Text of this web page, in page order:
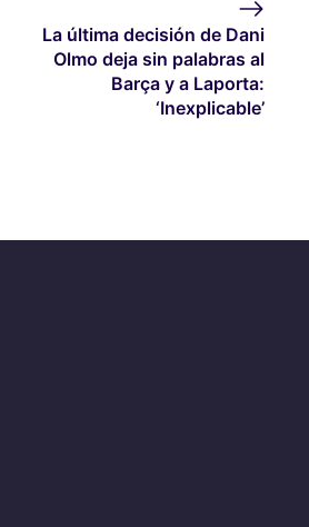
La última decisión de Dani
Olmo deja sin palabras al
Barça y a Laporta:
‘Inexplicable’